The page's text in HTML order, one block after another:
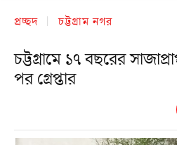
প্রচ্ছদ চট্টগ্রাম নগর
চট্টগ্রামে ১৭ বছরের
পর গ্রেপ্তার